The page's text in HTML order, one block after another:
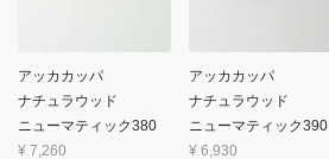
アッカカッパ
ナチュラウッド
ニューマティック380
¥ 7,260
アッカカッパ
ナチュラウッド
ニューマティック390
¥ 6,930